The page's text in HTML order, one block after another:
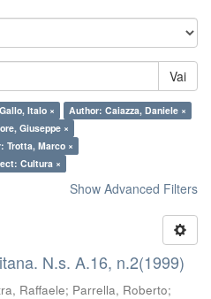
Vai
Italo ×
Author: Caiazza, Daniele ×
Giuseppe ×
Trotta, Marco ×
Cultura ×
Show Advanced Filters
N.s. A.16, n.2(1999)
Raffaele; Parrella, Roberto;